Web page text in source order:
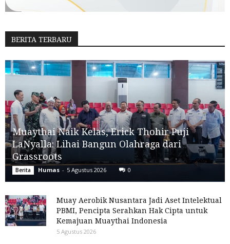
BERITA TERBARU
Muaythai Naik Kelas, Erick Thohir Puji
LaNyalla: Lihai Bangun Olahraga dari
Grassroots
Berita Humas - 5 Agustus 2026 0
Muay Aerobik Nusantara Jadi Aset Intelektual
PBMI, Pencipta Serahkan Hak Cipta untuk
Kemajuan Muaythai Indonesia
5 Agustus 2026